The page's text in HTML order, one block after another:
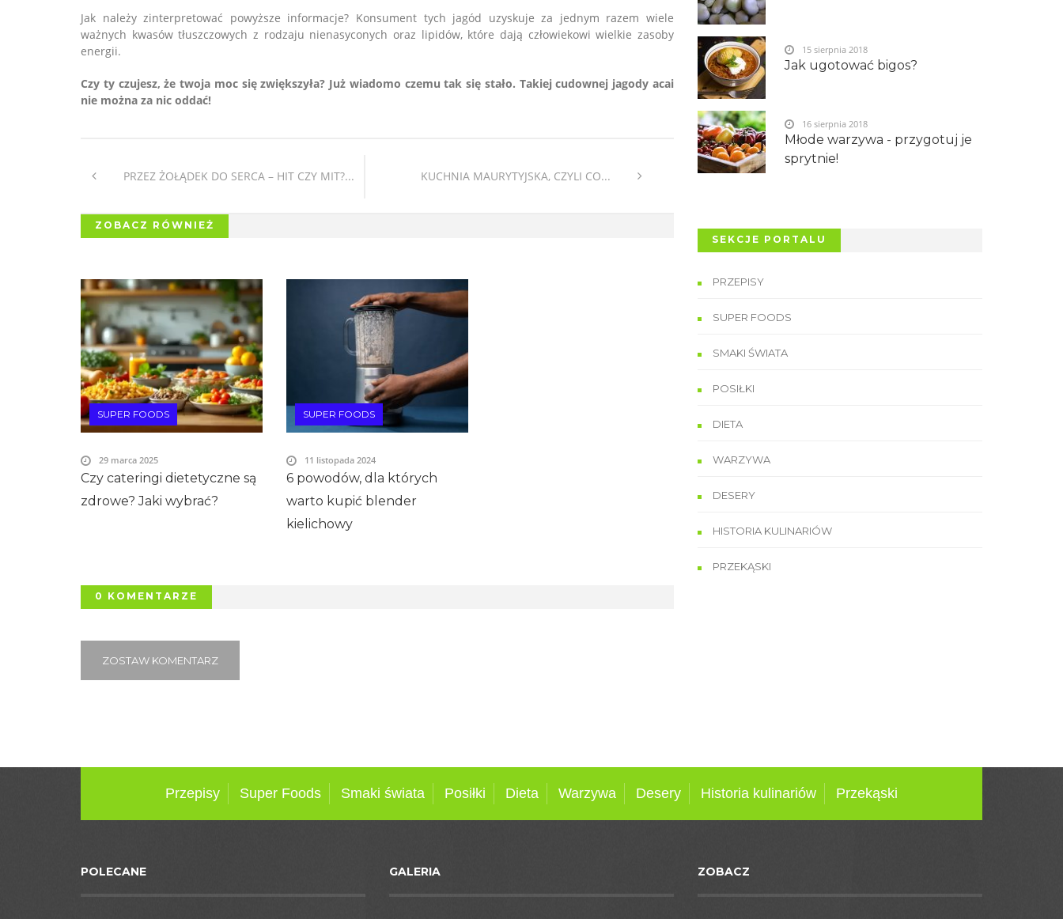
Jak należy zinterpretować powyższe informacje? Konsument tych jagód uzyskuje za jednym razem wiele
ważnych kwasów tłuszczowych z rodzaju nienasyconych oraz lipidów, które dają człowiekowi wielkie zasoby
energii.
Czy ty czujesz, że twoja moc się zwiększyła? Już wiadomo czemu tak się stało. Takiej cudownej jagody acai
nie można za nic oddać!
PRZEZ ŻOŁĄDEK DO SERCA – HIT CZY MIT?... KUCHNIA MAURYTYJSKA, CZYLI CO...
ZOBACZ RÓWNIEŻ
SUPER FOODS
Czy cateringi dietetyczne są
zdrowe? Jaki wybrać?
29 marca 2025
SUPER FOODS
6 powodów, dla których
warto kupić blender
kielichowy
11 listopada 2024
0 KOMENTARZE
ZOSTAW KOMENTARZ
Jak ugotować bigos?
15 sierpnia 2018
Młode warzywa - przygotuj je
sprytnie!
16 sierpnia 2018
SEKCJE PORTALU
PRZEPISY
SUPER FOODS
SMAKI ŚWIATA
POSIŁKI
DIETA
WARZYWA
DESERY
HISTORIA KULINARIÓW
PRZEKĄSKI
Przepisy Super Foods Smaki świata Posiłki Dieta Warzywa Desery Historia kulinariów Przekąski
POLECANE GALERIA ZOBACZ